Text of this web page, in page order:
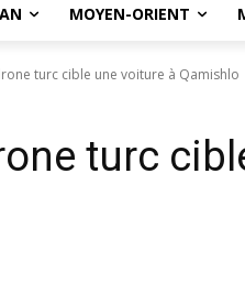
MOYEN-ORIENT
turc cible une voiture à Qamishlo
turc